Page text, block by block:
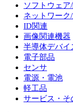
ソフトウェ
ネットワーク
ID関連
画像関連機器
半導体デバイ
電子部品
センサ
電源・電池
軽工品
サービス・そ